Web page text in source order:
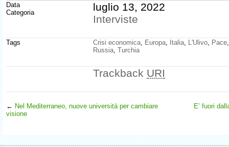
Data
Categoria
luglio 13, 2022
Interviste
Tags Crisi economica Europa Italia L'Ulivo Pace
Russia Turchia
Trackback URI
← Nel Mediterraneo, nuove università per cambiare
visione
E’ fuori